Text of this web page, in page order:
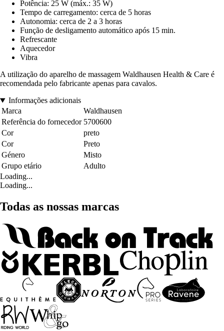
Potência: 25 W (máx.: 35 W)
Tempo de carregamento: cerca de 5 horas
Autonomia: cerca de 2 a 3 horas
Função de desligamento automático após 15 min.
Refrescante
Aquecedor
Vibra
A utilização do aparelho de massagem Waldhausen Health & Care é
recomendada pelo fabricante apenas para cavalos.
Informações adicionais
Marca
Waldhausen
Referência do fornecedor 5700600
Cor
preto
Cor
Preto
Género
Misto
Grupo etário
Adulto
Loading...
Loading...
Todas as nossas marcas